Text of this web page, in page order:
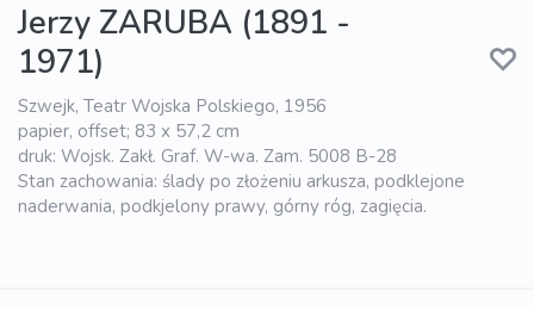
Jerzy ZARUBA (1891 -
1971)
Szwejk, Teatr Wojska Polskiego, 1956
papier, offset; 83 x 57,2 cm
druk: Wojsk. Zakł. Graf. W-wa. Zam. 5008 B-28
Stan zachowania: ślady po złożeniu arkusza, podklejone
naderwania, podkjelony prawy, górny róg, zagięcia.